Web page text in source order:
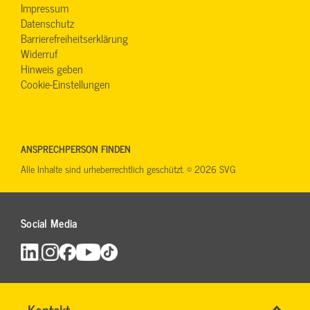
Impressum
Datenschutz
Barrierefreiheitserklärung
Widerruf
Hinweis geben
Cookie-Einstellungen
Social Media
ANSPRECHPERSON FINDEN
Alle Inhalte sind urheberrechtlich geschützt. © 2026 SVG